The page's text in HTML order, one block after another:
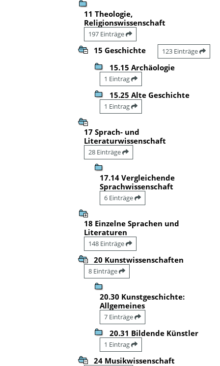
11 Theologie,
Religionswissenschaft
197 Einträge
15 Geschichte 123 Einträge
15.15 Archäologie
1 Eintrag
15.25 Alte Geschichte
1 Eintrag
17 Sprach- und
Literaturwissenschaft
28 Einträge
17.14 Vergleichende
Sprachwissenschaft
6 Einträge
18 Einzelne Sprachen und
Literaturen
148 Einträge
20 Kunstwissenschaften
8 Einträge
20.30 Kunstgeschichte:
Allgemeines
7 Einträge
20.31 Bildende Künstler
1 Eintrag
24 Musikwissenschaft